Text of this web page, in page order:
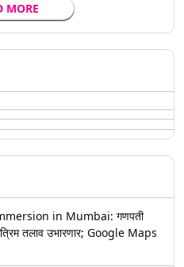
MORE
in Mumbai: गणपती
तलाव उभारणार; Google Maps